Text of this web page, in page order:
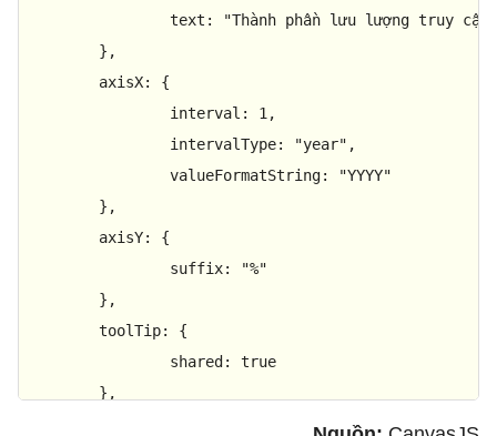
text :
"Thành phần lưu lượng truy
axisX: {
interval : 1 ,
intervalType: "year" ,
valueFormatString:
"YYYY"
axisY: {
suffix:
"%"
toolTip: {
shared : true